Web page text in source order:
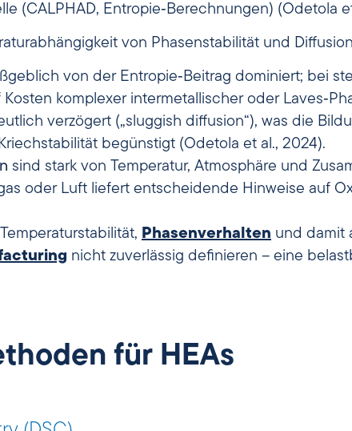
(CALPHAD, Entropie‑Berechnungen) (Odetola
von Phasenstabilität und
von der Entropie‑Beitrag dominiert; bei
komplexer intermetallischer oder
verzögert („sluggish diffusion“), was die
begünstigt (Odetola et al., 2024).
sind stark von Temperatur, Atmosphäre und
oder Luft liefert entscheidende Hinweise auf
Phasenverhalten und damit
nicht zuverlässig definieren – eine
für HEAs